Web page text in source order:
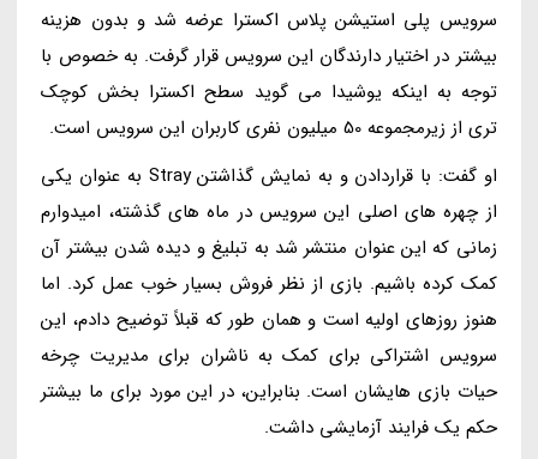
سرویس پلی استیشن پلاس اکسترا عرضه شد و بدون هزینه
بیشتر در اختیار دارندگان این سرویس قرار گرفت. به خصوص با
توجه به اینکه یوشیدا می گوید سطح اکسترا بخش کوچک
تری از زیرمجموعه 50 میلیون نفری کاربران این سرویس است.
او گفت: با قراردادن و به نمایش گذاشتن Stray به عنوان یکی
از چهره های اصلی این سرویس در ماه های گذشته، امیدوارم
زمانی که این عنوان منتشر شد به تبلیغ و دیده شدن بیشتر آن
کمک کرده باشیم. بازی از نظر فروش بسیار خوب عمل کرد. اما
هنوز روزهای اولیه است و همان طور که قبلاً توضیح دادم، این
سرویس اشتراکی برای کمک به ناشران برای مدیریت چرخه
حیات بازی هایشان است. بنابراین، در این مورد برای ما بیشتر
حکم یک فرایند آزمایشی داشت.